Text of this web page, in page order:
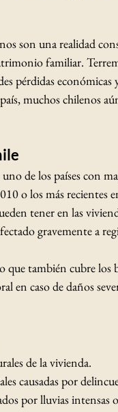
son una realidad
familiar.
pérdidas económicas
muchos chilenos
de los países con
o los más recientes
tener en las
gravemente a
que también cubre los
en caso de daños
de la vivienda.
causadas por
por lluvias intensas